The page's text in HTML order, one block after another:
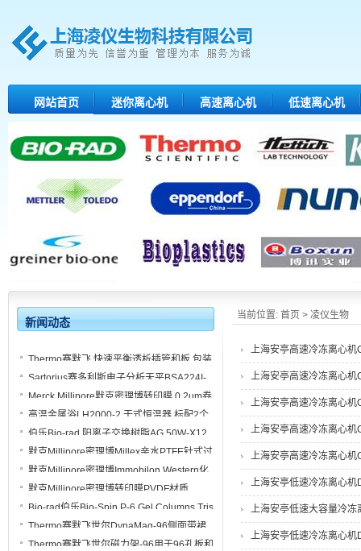
网站首页 迷你离心机 高速离心机 低速离心机
当前位置: 首页 > 凌仪生物
上海安亭高速冷冻离心机
上海安亭高速冷冻离心机
上海安亭高速冷冻离心机
上海安亭高速冷冻离心机
上海安亭高速冷冻离心机
上海安亭低速冷冻离心机
上海安亭低速大容量冷
上海安亭低速冷冻离心机
新闻动态
Thermo赛默飞 快速平衡透析插管和板 包装
250个插件 89810
Sartorius赛多利斯电子分析天平BSA224I-
1CCN 万分之一 220g 内校
Merck Millipore默克密理博转印膜 0.2um卷
膜ISEQ00010
高温金属浴LH2000-2 干式恒温器 标配2个
模块
伯乐Bio-rad 阳离子交换树脂AG 50W-X12
规格500g 货号 1421641
默克Millipore密理博Millex亲水PTFE针式过
滤器SLLG033NS SLLG033NB
默克Millipore密理博Immobilon Western化
学发光HRP底物WBKLS0100 WBKLS0500
默克Millipore密理博转印膜PVDF材质
IPVH00010卷膜27cmx3.75m
Bio-rad伯乐Bio-Spin P-6 Gel Columns Tris
Buffer凝胶柱7326227
Thermo赛默飞世尔DynaMag-96侧面带裙
边磁力架12027
Thermo赛默飞世尔磁力架-96用于96孔板和